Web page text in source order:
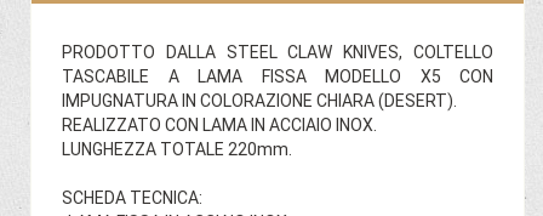
PRODOTTO DALLA STEEL CLAW KNIVES, COLTELLO
TASCABILE A LAMA FISSA MODELLO X5 CON
IMPUGNATURA IN COLORAZIONE CHIARA (DESERT).
REALIZZATO CON LAMA IN ACCIAIO INOX.
LUNGHEZZA TOTALE 220mm.
SCHEDA TECNICA: